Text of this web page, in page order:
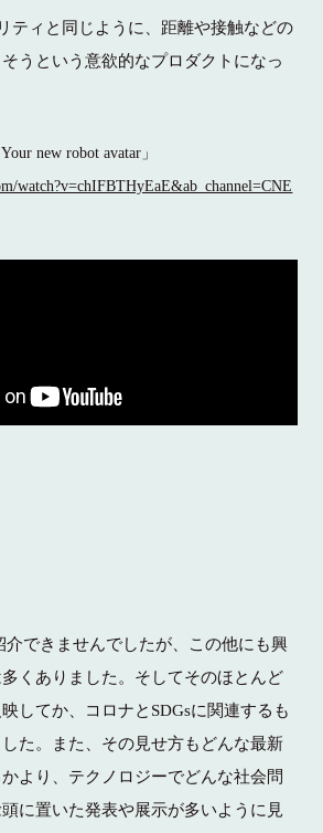
ティと同じように、距離や接触などの
うという意欲的なプロダクトになっ
new robot avatar」
watch?v=chIFBTHyEaE&ab_channel=CNE
介できませんでしたが、この他にも興
くありました。そしてそのほとんど
してか、コロナとSDGsに関連するも
た。また、その見せ方もどんな最新
より、テクノロジーでどんな社会問
に置いた発表や展示が多いように見